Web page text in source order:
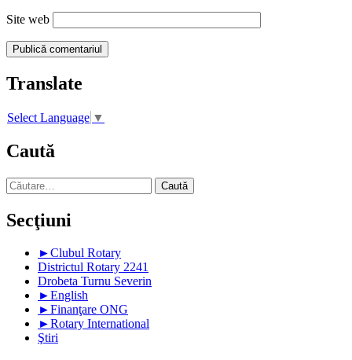
Site web
Translate
Select Language ▼
Caută
Caută
după:
Secţiuni
►Clubul Rotary
Districtul Rotary 2241
Drobeta Turnu Severin
►English
►Finanţare ONG
►Rotary International
Ştiri